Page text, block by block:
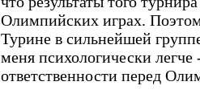
Олимпийских играх.
Турине в сильнейшей
меня психологически легче
ответственности перед